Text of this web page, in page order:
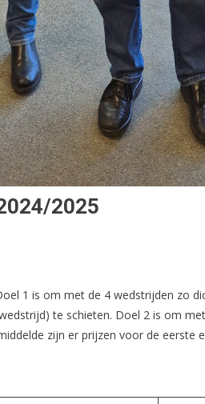
2025
1 is om met de 4 wedstrijden zo
te schieten. Doel 2 is om
zijn er prijzen voor de eerste